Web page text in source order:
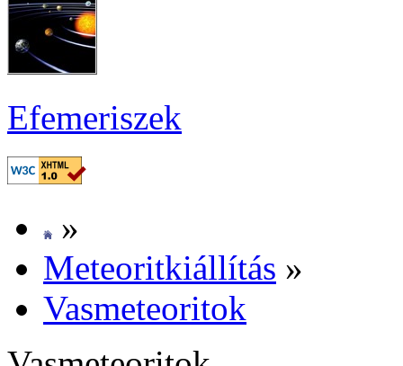
Efe­me­ri­szek
»
Me­te­o­rit­ki­ál­lí­tás »
Vas­me­te­o­ri­tok